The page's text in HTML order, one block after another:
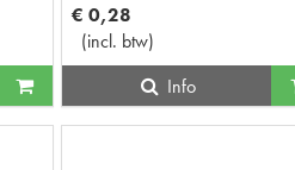
€ 0,28
(incl. btw)
Info